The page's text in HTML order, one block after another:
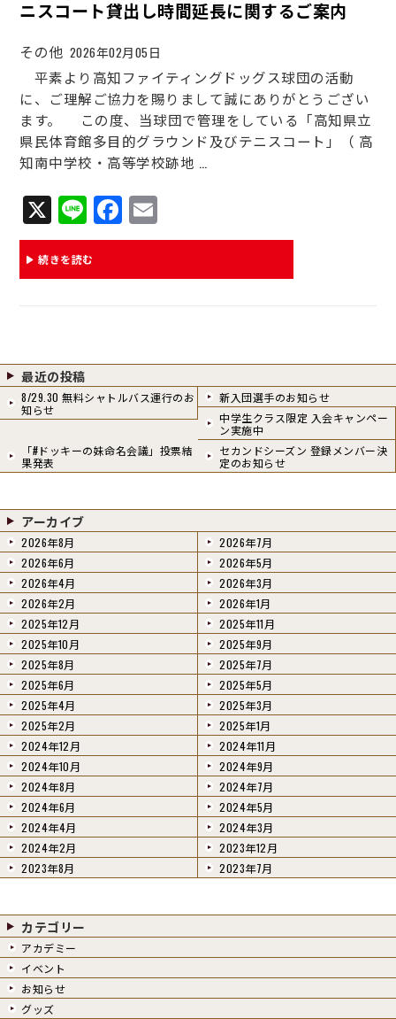
ニスコート貸出し時間延長に関するご案内
その他 2026年02月05日
平素より高知ファイティングドッグス球団の活動
に、ご理解ご協力を賜りまして誠にありがとうござい
ます。 この度、当球団で管理をしている「高知県立
県民体育館多目的グラウンド及びテニスコート」（ 高
知南中学校・高等学校跡地 …
X Li
ne
Fa
ce m
続きを読む
最近の投稿
8/29.30 無料シャトルバス運行のお
知らせ
新入団選手のお知らせ
中学生クラス限定 入会キャンペー
ン実施中
「#ドッキーの妹命名会議」投票結
果発表
セカンドシーズン 登録メンバー決
定のお知らせ
アーカイブ
2026年8月
2026年7月
2026年6月
2026年5月
2026年4月
2026年3月
2026年2月
2026年1月
2025年12月
2025年11月
2025年10月
2025年9月
2025年8月
2025年7月
2025年6月
2025年5月
2025年4月
2025年3月
2025年2月
2025年1月
2024年12月
2024年11月
2024年10月
2024年9月
2024年8月
2024年7月
2024年6月
2024年5月
2024年4月
2024年3月
2024年2月
2023年12月
2023年8月
2023年7月
カテゴリー
アカデミー
イベント
お知らせ
グッズ